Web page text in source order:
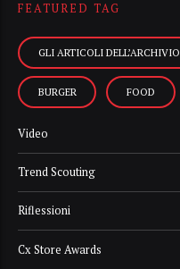
FEATURED TAG
GLI ARTICOLI DELL’ARCHIVIO
BURGER FOOD
Video
Trend Scouting
Riflessioni
Cx Store Awards